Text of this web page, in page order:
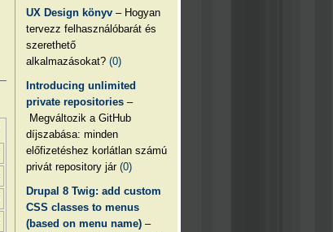
UX Design könyv – Hogyan
tervezz felhasználóbarát és
szerethető
alkalmazásokat?(0)
Introducing unlimited
private repositories –
Megváltozik a GitHub
díjszabása: minden
előfizetéshez korlátlan számú
privát repository jár(0)
Drupal 8 Twig: add custom
CSS classes to menus
(based on menu name) –